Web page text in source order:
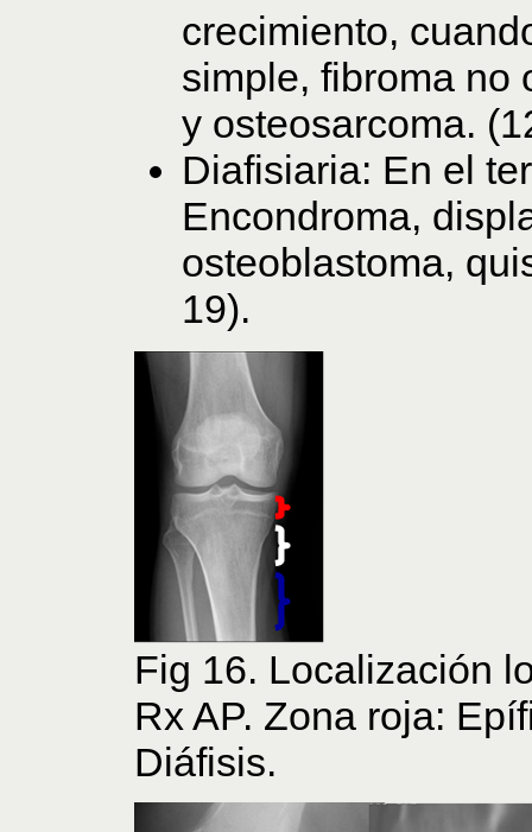
crecimiento,
simple, fibroma no
y osteosarcoma.
Diafisiaria: En el
Encondroma,
osteoblastoma,
19).
Fig 16. Localización
Rx AP. Zona roja:
Diáfisis.